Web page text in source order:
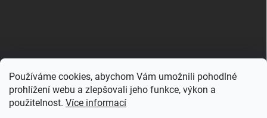
Používáme cookies, abychom Vám umožnili pohodlné
prohlížení webu a zlepšovali jeho funkce, výkon a
použitelnost. Více informací